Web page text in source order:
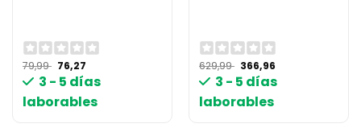
79,99 El
precio
original
era:
79,99 €.
76,27
actual
76,27 €.
3 - 5 días
laborables
629,99 El
precio
original
era:
629,99 €.
366,96
actual
3 - 5 días
laborables